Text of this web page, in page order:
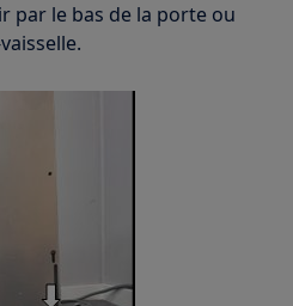
par le bas de la porte ou